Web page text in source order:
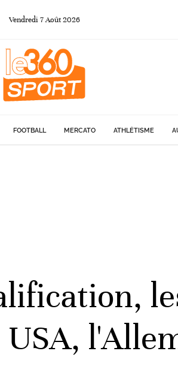
Vendredi 7Août 2026
FOOTBALL MERCATO ATHLÉTISME